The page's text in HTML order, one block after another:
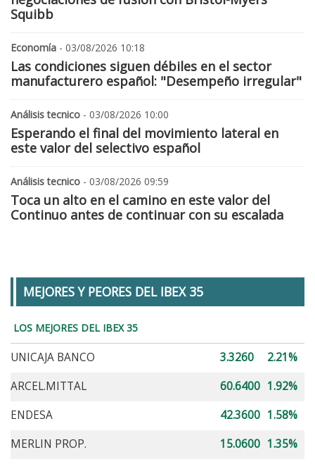
Squibb
Economía - 03/08/2026 10:18
Las condiciones siguen débiles en el sector
manufacturero español: "Desempeño irregular"
Análisis tecnico - 03/08/2026 10:00
Esperando el final del movimiento lateral en
este valor del selectivo español
Análisis tecnico - 03/08/2026 09:59
Toca un alto en el camino en este valor del
Continuo antes de continuar con su escalada
MEJORES Y PEORES DEL IBEX 35
LOS MEJORES DEL IBEX 35
UNICAJA BANCO 3.3260
2.21%
ARCEL.MITTAL
60.6400 1.92%
ENDESA
42.3600 1.58%
MERLIN PROP.
15.0600 1.35%